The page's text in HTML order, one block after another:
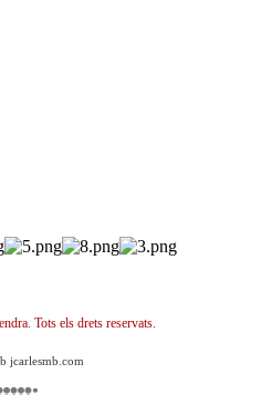
Tots els drets reservats.
jcarlesmb.com